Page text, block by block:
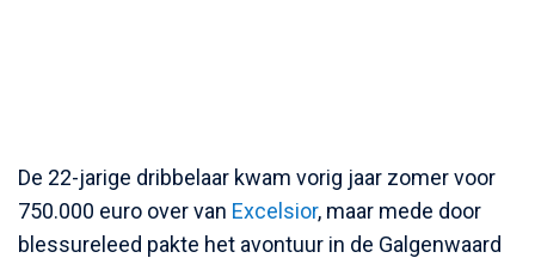
De 22-jarige dribbelaar kwam vorig jaar zomer voor
750.000 euro over van Excelsior, maar mede door
blessureleed pakte het avontuur in de Galgenwaard